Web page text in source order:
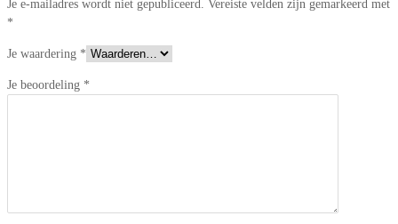
Je e-mailadres wordt niet gepubliceerd. Vereiste velden zijn gemarkeerd met
*
Je waardering *
Je beoordeling *